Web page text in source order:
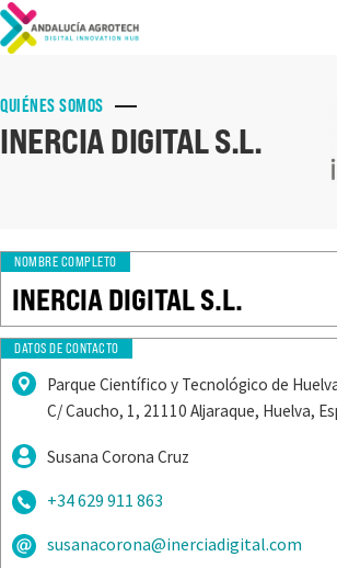
QUIÉNES SOMOS
INERCIA DIGITAL S.L.
NOMBRE COMPLETO
INERCIA DIGITAL S.L.
Parque Científico y Tecnológico de
C/ Caucho, 1, 21110 Aljaraque, Huelva,
Susana Corona Cruz
+34 629 911 863
susanacorona@inerciadigital.com
DATOS DE CONTACTO